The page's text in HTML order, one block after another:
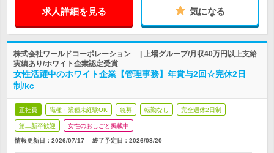
求人詳細を見る 気になる
株式会社ワールドコーポレーション | 上場グループ/月収40万円以上支給
実績あり/ホワイト企業認定受賞
女性活躍中のホワイト企業【管理事務】年賞与2回☆完休2日
制/kc
正社員 職種・業種未経験OK 急募 転勤なし 完全週休2日制
第二新卒歓迎 女性のおしごと掲載中
情報更新日：2026/07/17 終了予定日： 2026/08/20